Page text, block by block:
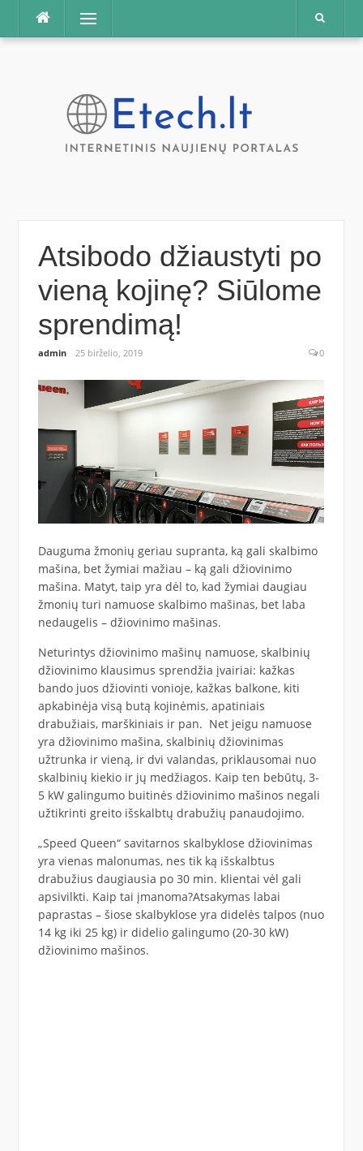
Praleisti
Meniu
Atsibodo džiaustyti po
vieną kojinę? Siūlome
sprendimą!
admin 25 birželio, 2019 0
Dauguma žmonių geriau supranta, ką gali skalbimo
mašina, bet žymiai mažiau – ką gali džiovinimo
mašina. Matyt, taip yra dėl to, kad žymiai daugiau
žmonių turi namuose skalbimo mašinas, bet laba
nedaugelis – džiovinimo mašinas.
Neturintys džiovinimo mašinų namuose, skalbinių
džiovinimo klausimus sprendžia įvairiai: kažkas
bando juos džiovinti vonioje, kažkas balkone, kiti
apkabinėja visą butą kojinėmis, apatiniais
drabužiais, marškiniais ir pan. Net jeigu namuose
yra džiovinimo mašina, skalbinių džiovinimas
užtrunka ir vieną, ir dvi valandas, priklausomai nuo
skalbinių kiekio ir jų medžiagos. Kaip ten bebūtų, 3-
5 kW galingumo buitinės džiovinimo mašinos negali
užtikrinti greito išskalbtų drabužių panaudojimo.
„Speed Queen“ savitarnos skalbyklose džiovinimas
yra vienas malonumas, nes tik ką išskalbtus
drabužius daugiausia po 30 min. klientai vėl gali
apsivilkti. Kaip tai įmanoma?Atsakymas labai
paprastas – šiose skalbyklose yra didelės talpos (nuo
14 kg iki 25 kg) ir didelio galingumo (20-30 kW)
džiovinimo mašinos.